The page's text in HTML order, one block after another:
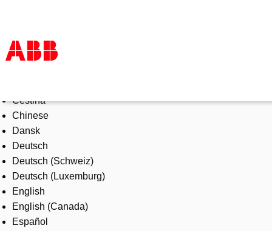
Produkte und Leistungen
Branchenlösungen
Service
Über uns
Vertriebspartner finden
Kontakt
Karriere
Čeština
Chinese
Dansk
Deutsch
Deutsch (Schweiz)
Deutsch (Luxemburg)
English
English (Canada)
Español